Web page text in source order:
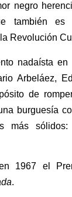
negro
también es
Revolución
nadaísta
Arbeláez,
de
burguesía
más
1967 el
.